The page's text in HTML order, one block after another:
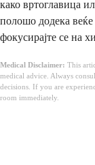
како вртоглавица
полошо додека веќе
фокусирајте се на
Medical Disclaimer: This
medical advice. Always
decisions. If you are
room immediately.